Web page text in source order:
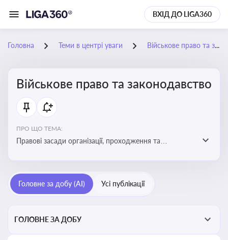
ВХІД ДО LIGA360
Головна Теми в центрі уваги Військове право та законодавство
Військове право та законодавство
ПРО ЩО ТЕМА:
Правові засади організації, проходження та
військовослужбовців у воєнний час
Головне за добу (AI) Усі публікації
ГОЛОВНЕ ЗА ДОБУ